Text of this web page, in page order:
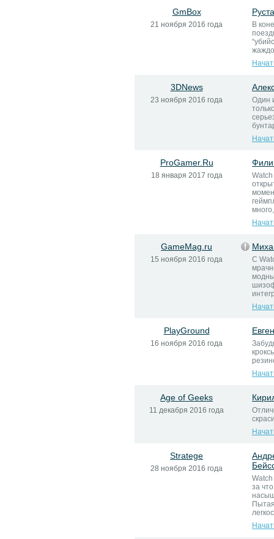
GmBox
21 ноября 2016 года
В
3DNews
23 ноября 2016 года
Один
ProGamer.Ru
18 января 2017 года
GameMag.ru
15 ноября 2016 года
С
PlayGround
16 ноября 2016 года
Age of Geeks
11 декабря 2016 года
Stratege
28 ноября 2016 года
за